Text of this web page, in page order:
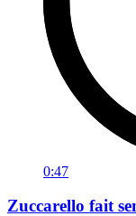
0:47
Zuccarello fait